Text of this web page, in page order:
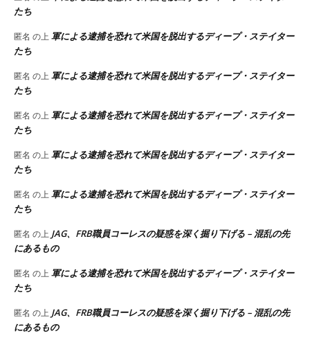
たち
匿名 の上 軍による逮捕を恐れて米国を脱出するディープ・ステイター
たち
匿名 の上 軍による逮捕を恐れて米国を脱出するディープ・ステイター
たち
匿名 の上 軍による逮捕を恐れて米国を脱出するディープ・ステイター
たち
匿名 の上 軍による逮捕を恐れて米国を脱出するディープ・ステイター
たち
匿名 の上 軍による逮捕を恐れて米国を脱出するディープ・ステイター
たち
匿名 の上 JAG、FRB職員コーレスの疑惑を深く掘り下げる – 混乱の先
にあるもの
匿名 の上 軍による逮捕を恐れて米国を脱出するディープ・ステイター
たち
匿名 の上 JAG、FRB職員コーレスの疑惑を深く掘り下げる – 混乱の先
にあるもの